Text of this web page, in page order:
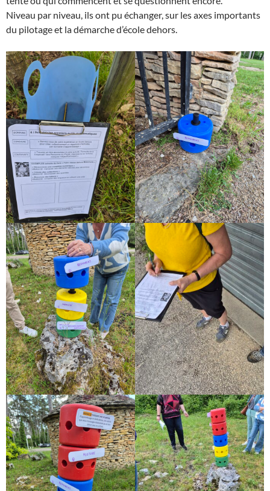
Niveau par niveau, ils ont pu échanger, sur les axes importants
du pilotage et la démarche d’école dehors.